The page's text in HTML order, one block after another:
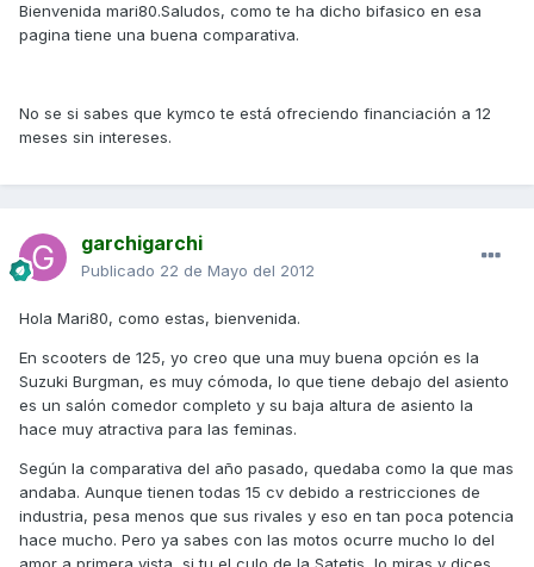
Bienvenida mari80.Saludos, como te ha dicho bifasico en esa
pagina tiene una buena comparativa.
No se si sabes que kymco te está ofreciendo financiación a 12
meses sin intereses.
garchigarchi
Publicado 22 de Mayo del 2012
Hola Mari80, como estas, bienvenida.
En scooters de 125, yo creo que una muy buena opción es la
Suzuki Burgman, es muy cómoda, lo que tiene debajo del asiento
es un salón comedor completo y su baja altura de asiento la
hace muy atractiva para las feminas.
Según la comparativa del año pasado, quedaba como la que mas
andaba. Aunque tienen todas 15 cv debido a restricciones de
industria, pesa menos que sus rivales y eso en tan poca potencia
hace mucho. Pero ya sabes con las motos ocurre mucho lo del